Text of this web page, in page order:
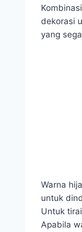
dekorasi
yang
Warna
untuk
Untuk
Apabila